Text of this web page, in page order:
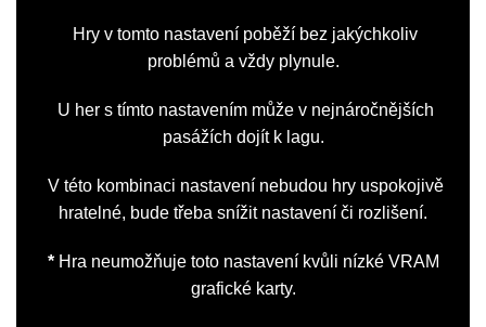
Hry v tomto nastavení poběží bez jakýchkoliv
problémů a vždy plynule.
U her s tímto nastavením může v nejnáročnějších
pasážích dojít k lagu.
V této kombinaci nastavení nebudou hry uspokojivě
hratelné, bude třeba snížit nastavení či rozlišení.
*Hra neumožňuje toto nastavení kvůli nízké VRAM
grafické karty.